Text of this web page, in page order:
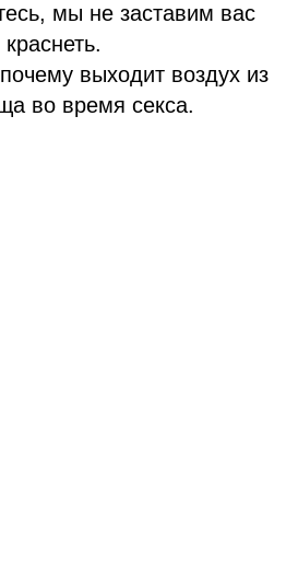
мы не заставим вас
краснеть.
выходит воздух из
во время секса.